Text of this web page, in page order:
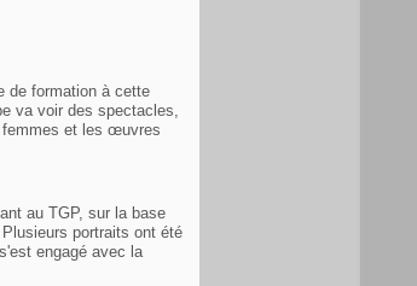
de formation à cette
va voir des spectacles,
et les œuvres
au TGP, sur la base
portraits ont été
engagé avec la